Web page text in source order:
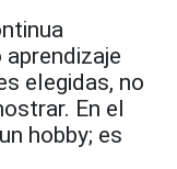
elegidas, no
En el
hobby; es